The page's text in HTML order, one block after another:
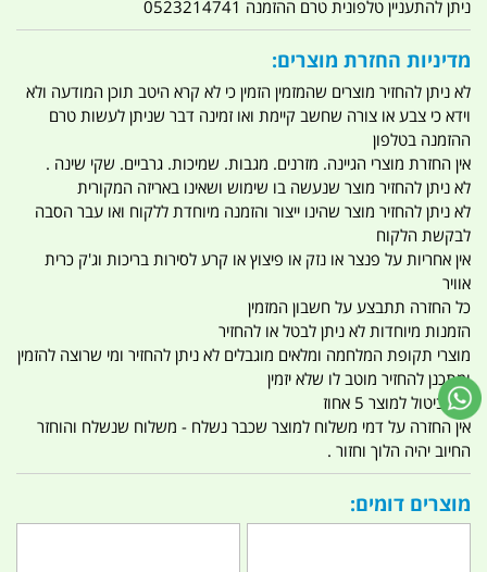
ניתן להתעניין טלפונית טרם ההזמנה 0523214741
מדיניות החזרת מוצרים:
לא ניתן להחזיר מוצרים שהמזמין הזמין כי לא קרא היטב תוכן המודעה ולא
וידא כי צבע או צורה שחשב קיימת ואו זמינה דבר שניתן לעשות טרם
ההזמנה בטלפון
אין החזרת מוצרי הגיינה. מזרנים. מגבות. שמיכות. גרביים. שקי שינה .
לא ניתן להחזיר מוצר שנעשה בו שימוש ושאינו באריזה המקורית
לא ניתן להחזיר מוצר שהינו ייצור והזמנה מיוחדת ללקוח ואו עבר הסבה
לבקשת הלקוח
אין אחריות על פנצר או נזק או פיצוץ או קרע לסירות בריכות וג'ק כרית
אוויר
כל החזרה תתבצע על חשבון המזמין
הזמנות מיוחדות לא ניתן לבטל או להחזיר
מוצרי תקופת המלחמה ומלאים מוגבלים לא ניתן להחזיר ומי שרוצה להזמין
ומתכנן להחזיר מוטב לו שלא יזמין
דמי ביטול למוצר 5 אחוז
אין החזרה על דמי משלוח למוצר שכבר נשלח - משלוח שנשלח והוחזר
החיוב יהיה הלוך וחזור .
מוצרים דומים: